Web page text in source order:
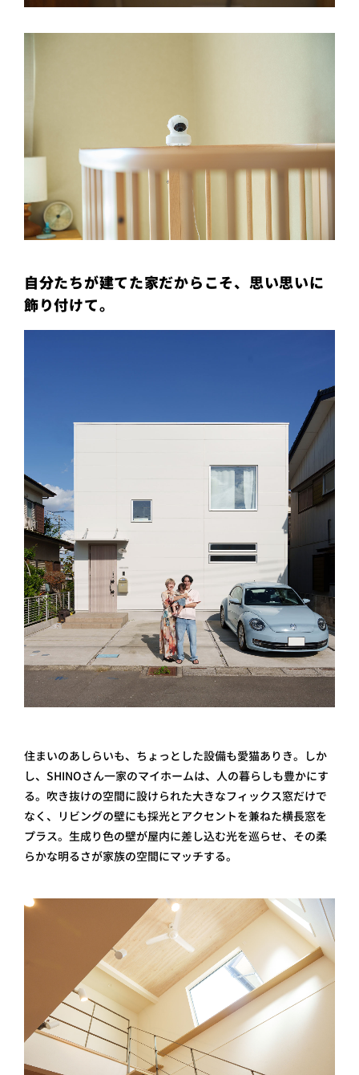
自分たちが建てた家だからこそ、思い思いに
飾り付けて。
住まいのあしらいも、ちょっとした設備も愛猫ありき。しか
し、SHINOさん一家のマイホームは、人の暮らしも豊かにす
る。吹き抜けの空間に設けられた大きなフィックス窓だけで
なく、リビングの壁にも採光とアクセントを兼ねた横長窓を
プラス。生成り色の壁が屋内に差し込む光を巡らせ、その柔
らかな明るさが家族の空間にマッチする。